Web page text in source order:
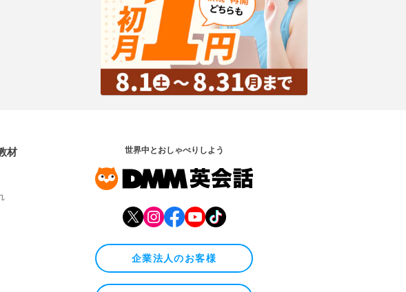
材 世界中とおしゃべりしよう
企業法人のお客様